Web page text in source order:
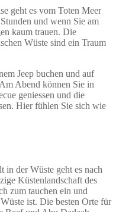
geht es vom Toten Meer
und wenn Sie am
kaum trauen. Die
Wüste sind ein Traum
Jeep buchen und auf
Abend können Sie in
geniessen und die
Hier fühlen Sie sich wie
in der Wüste geht es nach
Küstenlandschaft des
zum tauchen ein und
ist. Die besten Orte für